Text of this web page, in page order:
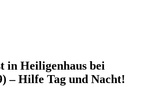
in Heiligenhaus bei
– Hilfe Tag und Nacht!